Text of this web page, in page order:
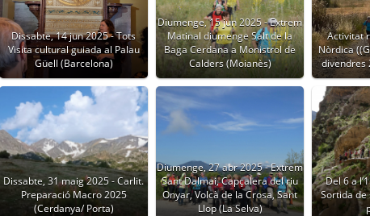
Dissabte, 14 jun 2025 - Tots
Visita cultural guiada al Palau
Güell (Barcelona)
Diumenge, 15 jun 2025 - Extrem
Matinal diumenge Salt de la
Baga Cerdana a Monistrol de
Calders (Moianès)
Activitat
Nòrdica
divendres
Dissabte, 31 maig 2025 - Carlit.
Preparació Macro 2025
(Cerdanya/ Porta)
Diumenge, 27 abr 2025 - Extrem
Sant Dalmai, Capçalera del riu
Onyar, Volcà de la Crosa, Sant
Llop (La Selva)
Del 6 a
Sortida de